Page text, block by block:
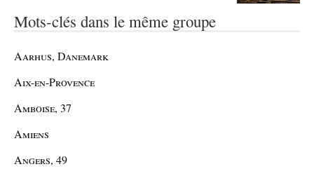
Mots-clés dans le même groupe
Aarhus, Danemark
Aix-en-Provence
Amboise, 37
Amiens
Angers, 49